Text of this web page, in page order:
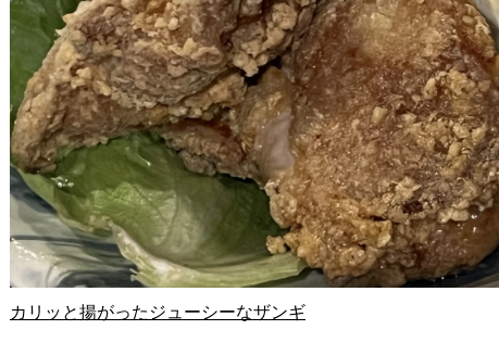
カリッと揚がったジューシーなザンギ